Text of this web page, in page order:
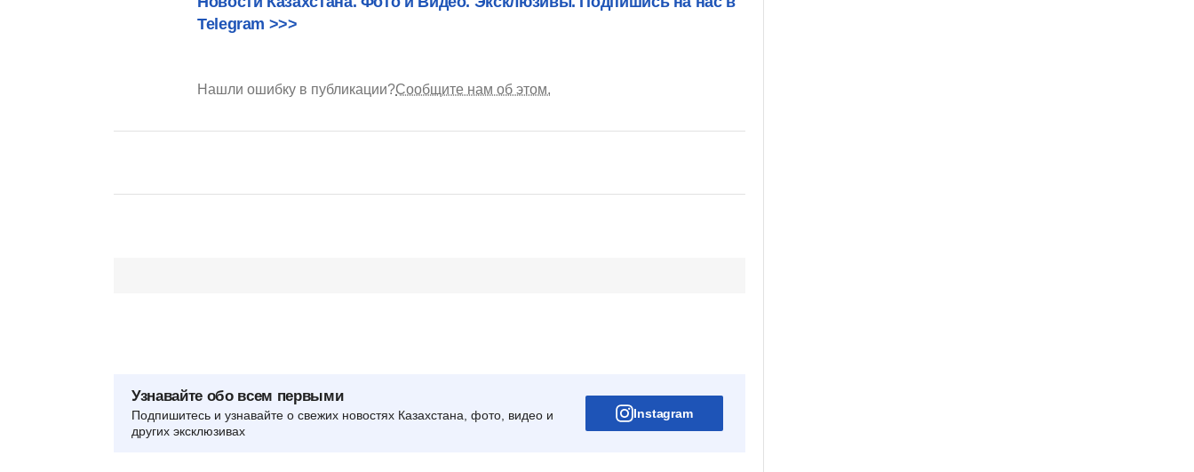
Telegram >>>
Нашли ошибку в публикации?Сообщите нам об этом.
Узнавайте обо всем первыми
Подпишитесь и узнавайте о свежих новостях Казахстана, фото, видео и
других эксклюзивах
Instagram